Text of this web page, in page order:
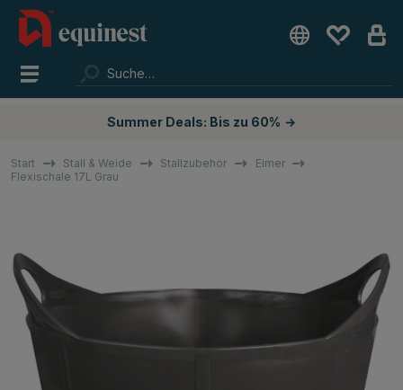
Summer Deals: Bis zu 60% →
Start Stall & Weide Stallzubehör
Eimer
Flexischale 17L Grau